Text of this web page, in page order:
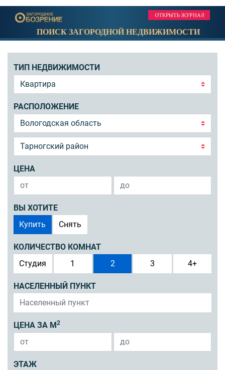
ПОИСК ЗАГОРОДНОЙ НЕДВИЖИМОСТИ
ТИП НЕДВИЖИМОСТИ
РАСПОЛОЖЕНИЕ
ЦЕНА
ВЫ ХОТИТЕ
Купить
Снять
КОЛИЧЕСТВО КОМНАТ
Студия
1 2 3 4+
НАСЕЛЕННЫЙ ПУНКТ
ЦЕНА ЗА М 2
ЭТАЖ